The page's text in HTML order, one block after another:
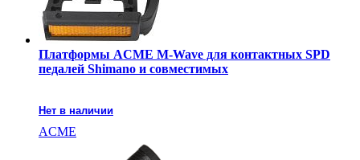
Платформы ACME M-Wave для контактных SPD
педалей Shimano и совместимых
Нет в наличии
ACME